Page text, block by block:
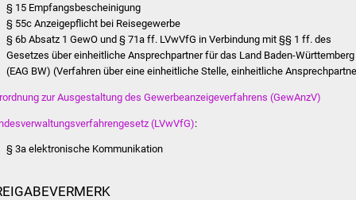
§ 15 Empfangsbescheinigung
§ 55c Anzeigepflicht bei Reisegewerbe
§ 6b Absatz 1 GewO und § 71a ff. LVwVfG in Verbindung mit §§ 1 ff. des
Gesetzes über einheitliche Ansprechpartner für das Land Baden-Württemberg
(EAG BW) (Verfahren über eine einheitliche Stelle, einheitliche
zur Ausgestaltung des Gewerbeanzeigeverfahrens (GewAnzV)
(LVwVfG):
§ 3a elektronische Kommunikation